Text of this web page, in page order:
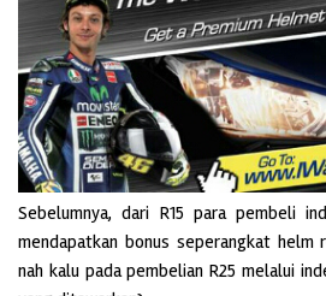
Sebelumnya, dari R15 para pembeli
mendapatkan bonus seperangkat helm
nah kalu pada pembelian R25 melalui